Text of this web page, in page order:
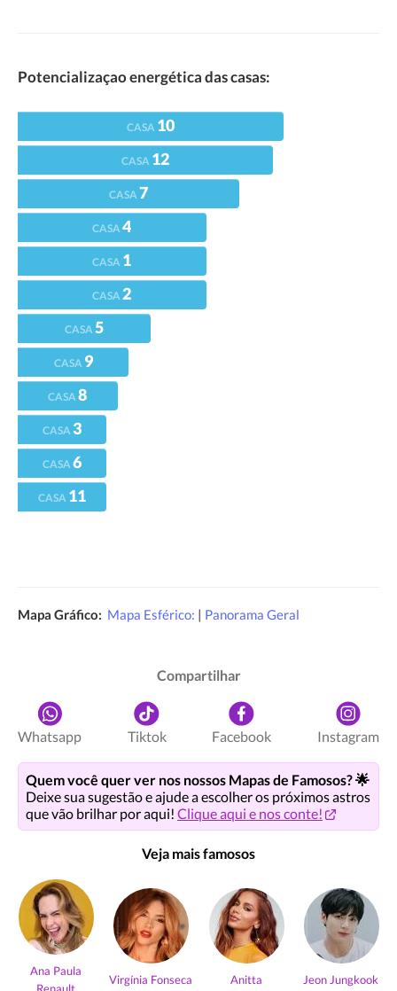
Potencializaçao energética das casas:
CASA 10
CASA 12
CASA7
CASA4
CASA 1
CASA2
CASA5
CASA 9
CASA8
CASA 3
CASA6
CASA 11
Mapa Gráfico: Mapa Esférico: | Panorama Geral
Compartilhar
Whatsapp Tiktok Facebook Instagram
Quem você quer ver nos nossos Mapas de Famosos? 🌟
Deixe sua sugestão e ajude a escolher os próximos astros
que vão brilhar por aqui! Clique aqui e nos conte!
Veja mais famosos
Ana Paula
Virgínia Fonseca Anitta Jeon Jungkook